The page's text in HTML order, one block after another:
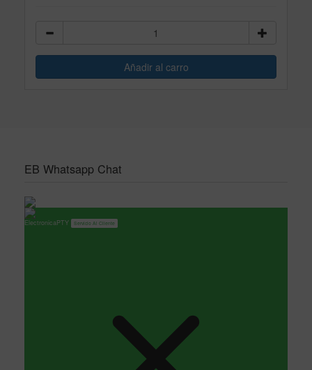
EB Whatsapp Chat
ElectronicaPTY Servicio Al Cliente